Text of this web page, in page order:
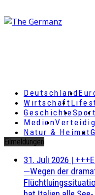
Deutschland
Wirtschaft
GeschichteSport
Medien
Natur & Heimat
Eilmeldungen
31. Juli 2026 |
—Wegen der